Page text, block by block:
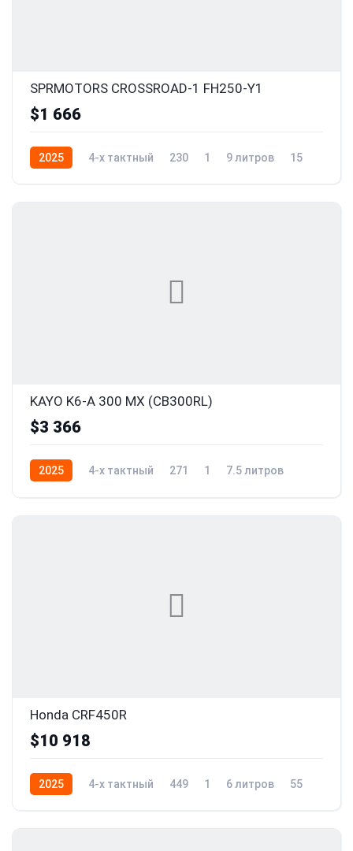
SPRMOTORS CROSSROAD-1 FH250-Y1
$1 666
2025 4-x тактный 230 1 9 литров 15
KAYO K6-A 300 MX (CB300RL)
$3 366
2025 4-x тактный 271 1
7.5 литров
Honda CRF450R
$10 918
2025 4-x тактный 449 1 6 литров 55